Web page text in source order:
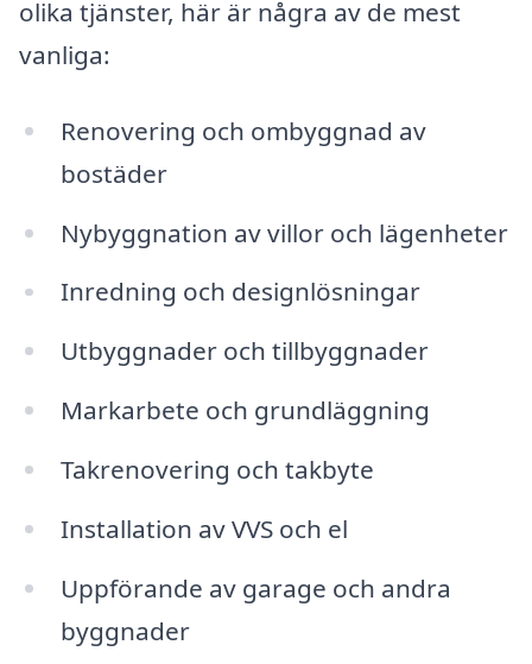
olika tjänster, här är några av de mest
vanliga:
Renovering och ombyggnad av
bostäder
Nybyggnation av villor och lägenheter
Inredning och designlösningar
Utbyggnader och tillbyggnader
Markarbete och grundläggning
Takrenovering och takbyte
Installation av VVS och el
Uppförande av garage och andra
byggnader